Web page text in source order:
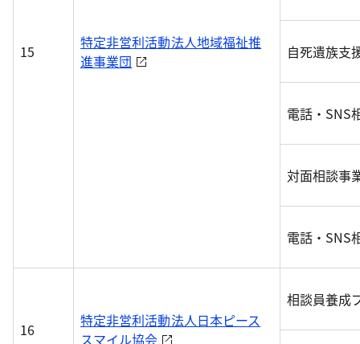
15
特定非営利活動法人地域福祉推
進事業団
自死遺族支
電話・SNS
対面相談事
電話・SNS
16
特定非営利活動法人日本ピース
スマイル協会
相談員養成